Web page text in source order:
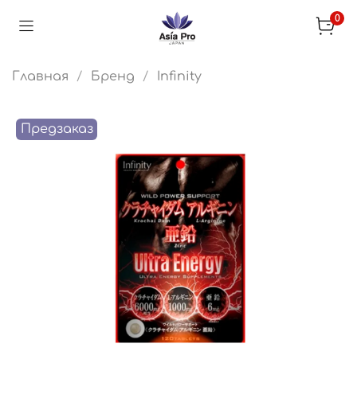
0
Главная Бренд Infinity
Предзаказ